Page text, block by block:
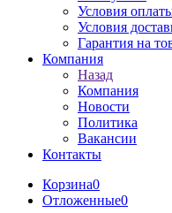
Условия
Условия
Гарантия на
Компания
Назад
Компания
Новости
Политика
Вакансии
Контакты
Корзина0
Отложенные0